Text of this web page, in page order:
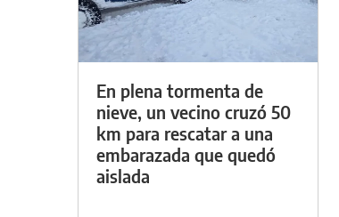
En plena tormenta de
nieve, un vecino cruzó 50
km para rescatar a una
embarazada que quedó
aislada